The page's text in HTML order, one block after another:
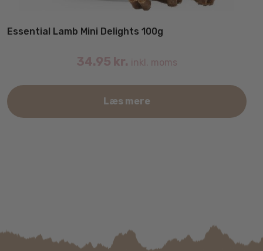
Essential Lamb Mini Delights 100g
34.95 kr. inkl. moms
Læs mere